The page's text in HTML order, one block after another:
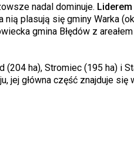
nadal dominuje.
nią plasują się gminy Warka
gmina Błędów z
ha), Stromiec (195 ha) i
jej główna część znajduje się